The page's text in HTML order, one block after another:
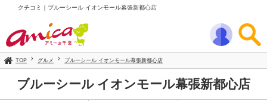
クチコミ｜ブルーシール イオンモール幕張新都心店
TOP グルメ ブルーシール イオンモール幕張新都心店
ブルーシール イオンモール幕張新都心店